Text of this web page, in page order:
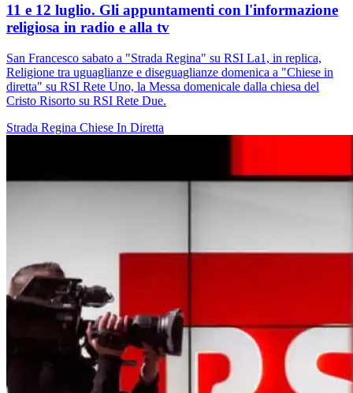
11 e 12 luglio. Gli appuntamenti con l'informazione
religiosa in radio e alla tv
San Francesco sabato a "Strada Regina" su RSI La1, in replica,
Religione tra uguaglianze e diseguaglianze domenica a "Chiese in
diretta" su RSI Rete Uno, la Messa domenicale dalla chiesa del
Cristo Risorto su RSI Rete Due.
Strada Regina Chiese In Diretta